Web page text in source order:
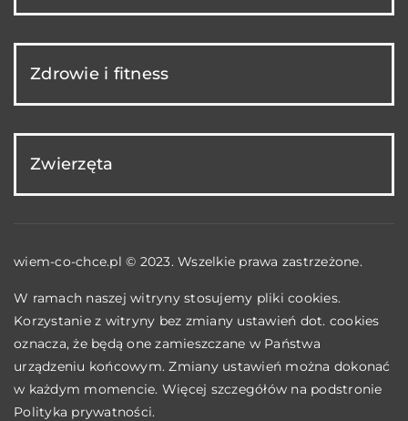
Zdrowie i fitness
Zwierzęta
wiem-co-chce.pl © 2023. Wszelkie prawa zastrzeżone.
W ramach naszej witryny stosujemy pliki cookies.
Korzystanie z witryny bez zmiany ustawień dot. cookies
oznacza, że będą one zamieszczane w Państwa
urządzeniu końcowym. Zmiany ustawień można dokonać
w każdym momencie. Więcej szczegółów na podstronie
Polityka prywatności.